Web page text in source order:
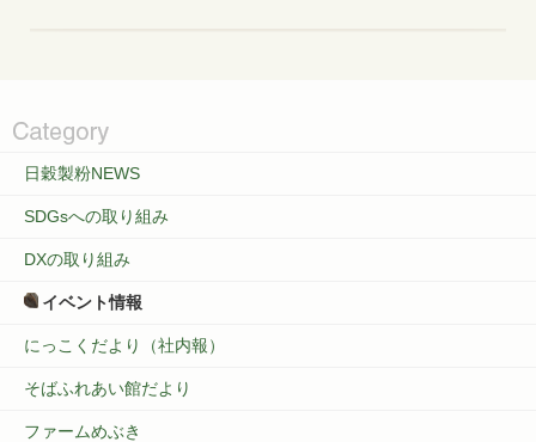
日穀製粉NEWS
SDGsへの取り組み
DXの取り組み
イベント情報
にっこくだより（社内報）
そばふれあい館だより
ファームめぶき